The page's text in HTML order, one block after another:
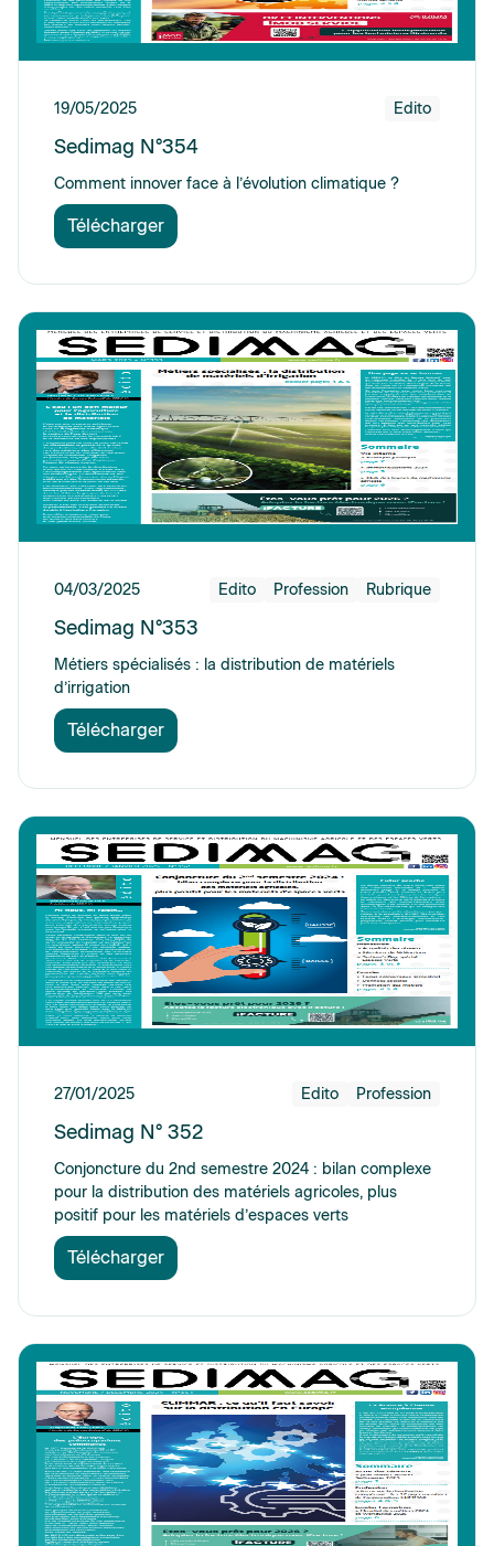
19/05/2025 Edito
Sedimag N°354
Comment innover face à l’évolution climatique ?
Télécharger
04/03/2025 Edito Profession Rubrique
Sedimag N°353
Métiers spécialisés : la distribution de matériels
d’irrigation
Télécharger
27/01/2025 Edito Profession
Sedimag N° 352
Conjoncture du 2nd semestre 2024 : bilan complexe
pour la distribution des matériels agricoles, plus
positif pour les matériels d’espaces verts
Télécharger